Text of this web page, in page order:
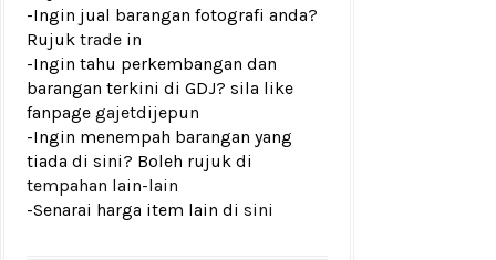
-Ingin jual barangan fotografi anda?
Rujuk trade in
-Ingin tahu perkembangan dan
barangan terkini di GDJ? sila like
fanpage gajetdijepun
-Ingin menempah barangan yang
tiada di sini? Boleh rujuk di
tempahan lain-lain
-Senarai harga item lain di sini